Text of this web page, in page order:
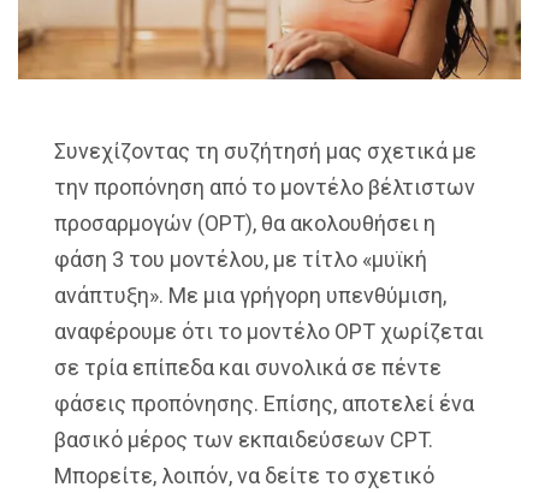
Συνεχίζοντας τη συζήτησή μας σχετικά με
την προπόνηση από το μοντέλο βέλτιστων
προσαρμογών (OPT), θα ακολουθήσει η
φάση 3 του μοντέλου, με τίτλο «μυϊκή
ανάπτυξη». Με μια γρήγορη υπενθύμιση,
αναφέρουμε ότι το μοντέλο OPT χωρίζεται
σε τρία επίπεδα και συνολικά σε πέντε
φάσεις προπόνησης. Επίσης, αποτελεί ένα
βασικό μέρος των εκπαιδεύσεων CPT.
Μπορείτε, λοιπόν, να δείτε το σχετικό